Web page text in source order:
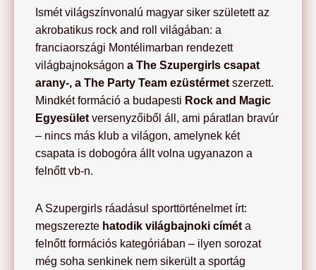
Ismét világszínvonalú magyar siker született az
akrobatikus rock and roll világában: a
franciaországi Montélimarban rendezett
világbajnokságon a The Szupergirls csapat
arany-, a The Party Team ezüstérmet szerzett.
Mindkét formáció a budapesti Rock and Magic
Egyesület versenyzőiből áll, ami páratlan bravúr
– nincs más klub a világon, amelynek két
csapata is dobogóra állt volna ugyanazon a
felnőtt vb-n.
A Szupergirls ráadásul sporttörténelmet írt:
megszerezte hatodik világbajnoki címét a
felnőtt formációs kategóriában – ilyen sorozat
még soha senkinek nem sikerült a sportág